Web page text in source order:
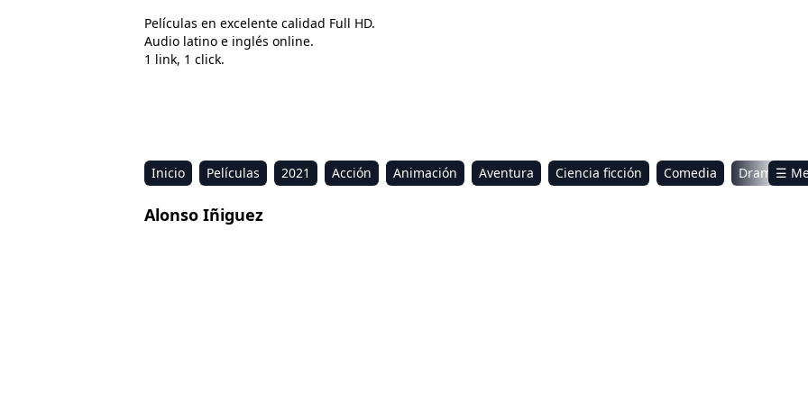
Películas en excelente calidad Full HD.
Audio latino e inglés online.
1 link, 1 click.
Inicio Películas 2021 Acción Animación Aventura Ciencia ficción Comedia
Drama
Estreno
Kids
☰
Alonso Iñiguez